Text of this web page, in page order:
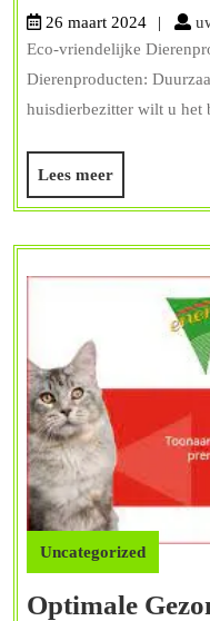
26 maart 2024
Eco-vriendelijke
Dierenproducten:
huisdierbezitter wilt u het
Lees meerLees
meer
Uncategorized
Optimale